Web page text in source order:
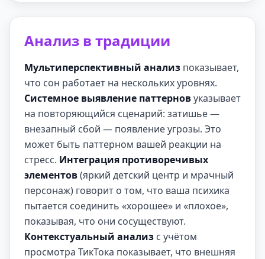
Анализ в традиции
Мультиперспективный анализ показывает,
что сон работает на нескольких уровнях.
Системное выявление паттерновуказывает
на повторяющийся сценарий: затишье —
внезапный сбой — появление угрозы. Это
может быть паттерном вашей реакции на
стресс. Интеграция противоречивых
элементов(яркий детский центр и мрачный
персонаж) говорит о том, что ваша психика
пытается соединить «хорошее» и «плохое»,
показывая, что они сосуществуют.
Контекстуальный анализ с учётом
просмотра ТикТока показывает, что внешняя